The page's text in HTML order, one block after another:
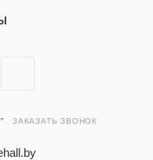
ЗАКАЗАТЬ ЗВОНОК